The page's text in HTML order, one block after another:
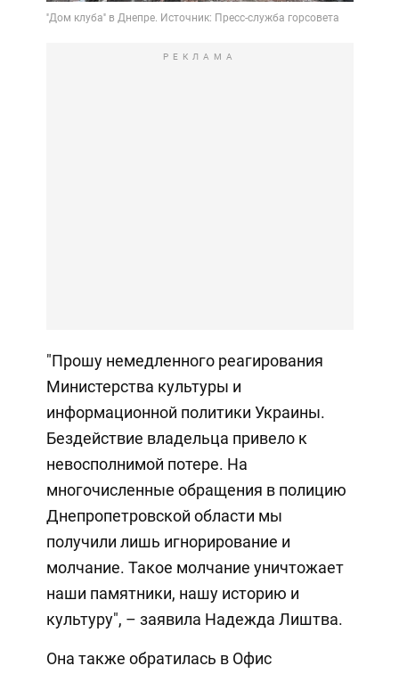
РЕКЛАМА
"Прошу немедленного реагирования
Министерства культуры и
информационной политики Украины.
Бездействие владельца привело к
невосполнимой потере. На
многочисленные обращения в полицию
Днепропетровской области мы
получили лишь игнорирование и
молчание. Такое молчание уничтожает
наши памятники, нашу историю и
культуру", – заявила Надежда Лиштва.
Она также обратилась в Офис